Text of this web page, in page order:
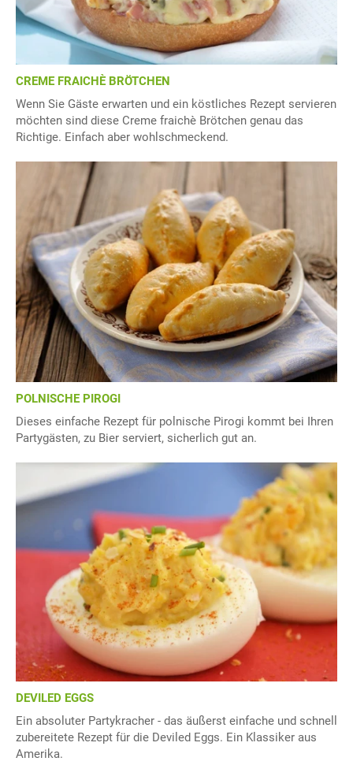
CREME FRAICHÈ BRÖTCHEN
Wenn Sie Gäste erwarten und ein köstliches Rezept servieren
möchten sind diese Creme fraichè Brötchen genau das
Richtige. Einfach aber wohlschmeckend.
POLNISCHE PIROGI
Dieses einfache Rezept für polnische Pirogi kommt bei Ihren
Partygästen, zu Bier serviert, sicherlich gut an.
DEVILED EGGS
Ein absoluter Partykracher - das äußerst einfache und schnell
zubereitete Rezept für die Deviled Eggs. Ein Klassiker aus
Amerika.